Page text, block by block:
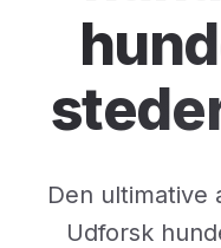
Den ultimative
Udforsk